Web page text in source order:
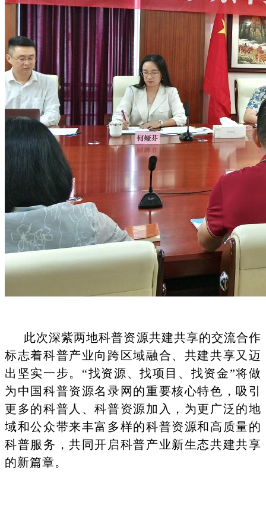
此次深紫两地科普资源共建共享的交流合作
标志着科普产业向跨区域融合、共建共享又迈
出坚实一步。 “找资源、找项目、找资金”将做
为中国科普资源名录网的重要核心特色，吸引
更多的科普人、科普资源加入，为更广泛的地
域和公众带来丰富多样的科普资源和高质量的
科普服务，共同开启科普产业新生态共建共享
的新篇章。